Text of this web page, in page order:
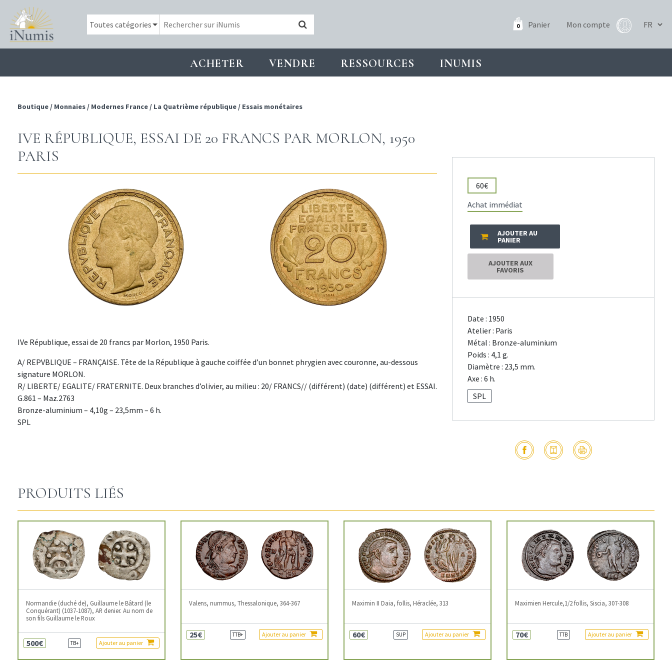
0 Panier Mon compte
ACHETER VENDRE RESSOURCES INUMIS
Boutique / Monnaies / Modernes France / La Quatrième république / Essais monétaires
IVE RÉPUBLIQUE, ESSAI DE 20 FRANCS PAR MORLON, 1950
PARIS
IVe République, essai de 20 francs par Morlon, 1950 Paris.
A/ REPVBLIQUE – FRANÇAISE. Tête de la République à gauche coiffée d’un bonnet phrygien avec couronne, au-dessous
signature MORLON.
R/ LIBERTE/ EGALITE/ FRATERNITE. Deux branches d’olivier, au milieu : 20/ FRANCS// (différent) (date) (différent) et ESSAI.
G.861 – Maz.2763
Bronze-aluminium – 4,10g – 23,5mm – 6 h.
SPL
60€
Achat immédiat
AJOUTER AU
PANIER
AJOUTER AUX
FAVORIS
Date : 1950
Atelier : Paris
Métal : Bronze-aluminium
Poids : 4,1 g.
Diamètre : 23,5 mm.
Axe : 6 h.
SPL
PRODUITS LIÉS
Normandie (duché de), Guillaume le Bâtard (le
Conquérant) (1037-1087), AR denier. Au nom de
son fils Guillaume le Roux
500€ TB+ Ajouter au panier
Valens, nummus, Thessalonique, 364-367
25€ TTB+ Ajouter au panier
Maximin II Daia, follis, Héraclée, 313
60€ SUP Ajouter au panier
Maximien Hercule,1/2 follis, Siscia, 307-308
70€ TTB Ajouter au panier